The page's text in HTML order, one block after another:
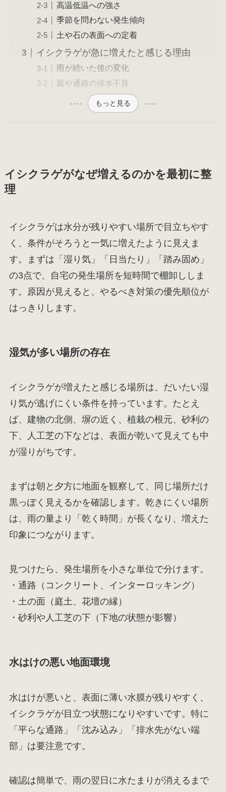
高温低温への強さ
季節を問わない発生傾向
土や石の表面への定着
イシクラゲが急に増えたと感じる理由
雨が続いた後の変化
庭や通路の排水不良
もっと見る
イシクラゲがなぜ増えるのかを最初に整
理
イシクラゲは水分が残りやすい場所で目立ちやす
く、条件がそろうと一気に増えたように見えま
す。まずは「湿り気」「日当たり」「踏み固め」
の3点で、自宅の発生場所を短時間で棚卸ししま
す。原因が見えると、やるべき対策の優先順位が
はっきりします。
湿気が多い場所の存在
イシクラゲが増えたと感じる場所は、だいたい湿
り気が逃げにくい条件を持っています。たとえ
ば、建物の北側、塀の近く、植栽の根元、砂利の
下、人工芝の下などは、表面が乾いて見えても中
が湿りがちです。
まずは朝と夕方に地面を観察して、同じ場所だけ
黒っぽく見えるかを確認します。乾きにくい場所
は、雨の量より「乾く時間」が長くなり、増えた
印象につながります。
見つけたら、発生場所を小さな単位で分けます。
・通路（コンクリート、インターロッキング）
・土の面（庭土、花壇の縁）
・砂利や人工芝の下（下地の状態が影響）
水はけの悪い地面環境
水はけが悪いと、表面に薄い水膜が残りやすく、
イシクラゲが目立つ状態になりやすいです。特に
「平らな通路」「沈み込み」「排水先がない端
部」は要注意です。
確認は簡単で、雨の翌日に水たまりが消えるまで